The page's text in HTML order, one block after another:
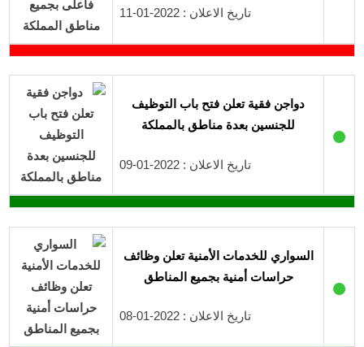
تاريخ الاعلان : 2022-01-11
●
دواجن فقية تعلن فتح باب التوظيف
للجنسين بعدة مناطق بالمملكة
تاريخ الاعلان : 2022-01-09
●
السواري للخدمات الأمنية تعلن وظائف
حراسات أمنية بجميع المناطق
تاريخ الاعلان : 2022-01-08